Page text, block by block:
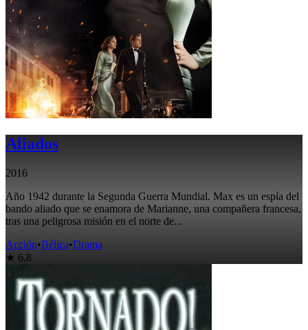
Aliados
2016
Año 1942 durante la Segunda Guerra Mundial. Max es un espía del
bando aliado que se enamora de Marianne, una compañera francesa,
tras una peligrosa misión en el norte de...
Acción•Bélica•Drama
★ 6.8